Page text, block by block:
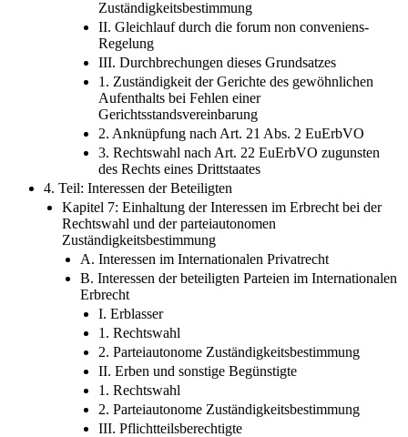
Zuständigkeitsbestimmung
II. Gleichlauf durch die forum non conveniens-
Regelung
III. Durchbrechungen dieses Grundsatzes
1. Zuständigkeit der Gerichte des gewöhnlichen
Aufenthalts bei Fehlen einer
Gerichtsstandsvereinbarung
2. Anknüpfung nach Art. 21 Abs. 2 EuErbVO
3. Rechtswahl nach Art. 22 EuErbVO zugunsten
des Rechts eines Drittstaates
4. Teil: Interessen der Beteiligten
Kapitel 7: Einhaltung der Interessen im Erbrecht bei der
Rechtswahl und der parteiautonomen
Zuständigkeitsbestimmung
A. Interessen im Internationalen Privatrecht
B. Interessen der beteiligten Parteien im Internationalen
Erbrecht
I. Erblasser
1. Rechtswahl
2. Parteiautonome Zuständigkeitsbestimmung
II. Erben und sonstige Begünstigte
1. Rechtswahl
2. Parteiautonome Zuständigkeitsbestimmung
III. Pflichtteilsberechtigte